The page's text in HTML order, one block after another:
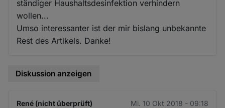
ständiger Haushaltsdesinfektion verhindern
wollen...
Umso interessanter ist der mir bislang unbekannte
Rest des Artikels. Danke!
Diskussion anzeigen
René (nicht überprüft) Mi. 10 Okt 2018 - 09:18